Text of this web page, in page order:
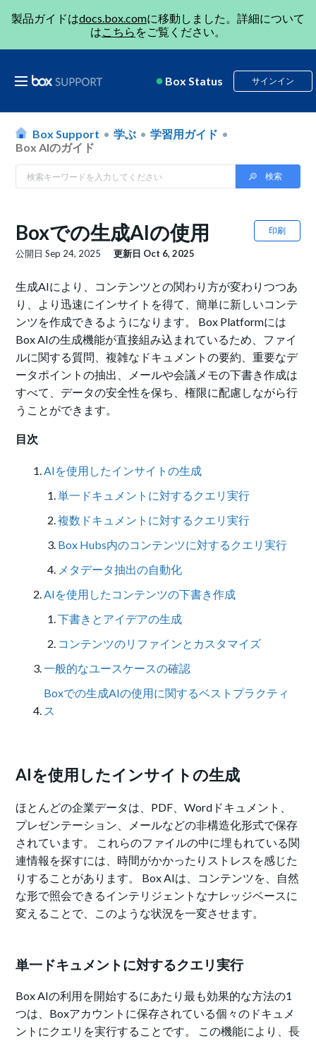
製品ガイドはdocs.box.comに移動しました。詳細について
はこちら をご覧ください。
Box Status サインイン
Box Support 学ぶ
学習用ガイド
Box AIのガイド
印刷
Boxでの生成AIの使用
公開日Sep 24, 2025 更新日 Oct 6, 2025
生成AIにより、コンテンツとの関わり方が変わりつつあ
り、より迅速にインサイトを得て、簡単に新しいコンテ
ンツを作成できるようになります。 Box Platformには
Box AIの生成機能が直接組み込まれているため、ファイ
ルに関する質問、複雑なドキュメントの要約、重要なデ
ータポイントの抽出、メールや会議メモの下書き作成は
すべて、データの安全性を保ち、権限に配慮しながら行
うことができます。
目次
AIを使用したインサイトの生成
単一ドキュメントに対するクエリ実行
複数ドキュメントに対するクエリ実行
Box Hubs内のコンテンツに対するクエリ実行
メタデータ抽出の自動化
AIを使用したコンテンツの下書き作成
下書きとアイデアの生成
コンテンツのリファインとカスタマイズ
一般的なユースケースの確認
Boxでの生成AIの使用に関するベストプラクティ
ス
AIを使用したインサイトの生成
ほとんどの企業データは、PDF、Wordドキュメント、
プレゼンテーション、メールなどの非構造化形式で保存
されています。 これらのファイルの中に埋もれている関
連情報を探すには、時間がかかったりストレスを感じた
りすることがあります。 Box AIは、コンテンツを、自然
な形で照会できるインテリジェントなナレッジベースに
変えることで、このような状況を一変させます。
単一ドキュメントに対するクエリ実行
Box AIの利用を開始するにあたり最も効果的な方法の1
つは、Boxアカウントに保存されている個々のドキュメ
ントにクエリを実行することです。 この機能により、長